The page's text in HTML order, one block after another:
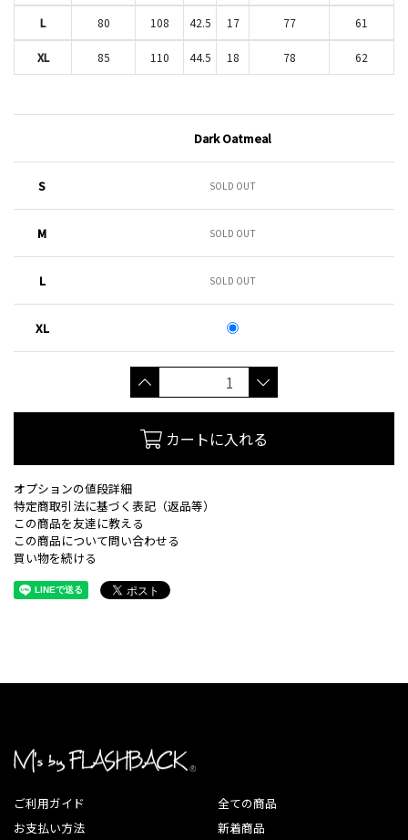
L 80 108 42.5 17 77 61
XL 85 110 44.5 18 78 62
Dark Oatmeal
S SOLD OUT
M SOLD OUT
L SOLD OUT
XL
カートに入れる
オプションの値段詳細
特定商取引法に基づく表記（返品等）
この商品を友達に教える
この商品について問い合わせる
買い物を続ける
ご利用ガイド
お支払い方法
全ての商品
新着商品